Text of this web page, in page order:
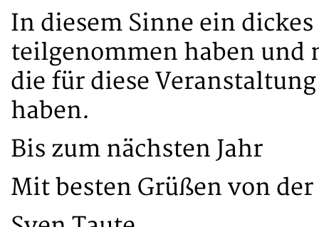
In diesem Sinne ein
teilgenommen haben und
die für diese
haben.
Bis zum nächsten Jahr
Mit besten Grüßen von